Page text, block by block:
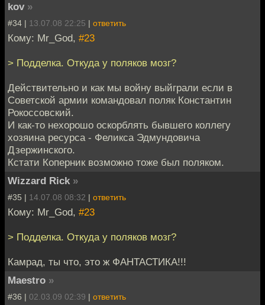
kov »
#34 | 13.07.08 22:25 | ответить
Кому: Mr_God, #23
> Подделка. Откуда у поляков мозг?
Действительно и как мы войну выйграли если в
Советской армии командовал поляк Константин
Рокоссовский.
И как-то нехорошо оскорблять бывшего коллегу
хозяина ресурса - Феликса Эдмундовича
Дзержинского.
Кстати Коперник возможно тоже был поляком.
Wizzard Rick »
#35 | 14.07.08 08:32 | ответить
Кому: Mr_God, #23
> Подделка. Откуда у поляков мозг?
Камрад, ты что, это ж ФАНТАСТИКА!!!
Maestro »
#36 | 02.03.09 02:39 | ответить